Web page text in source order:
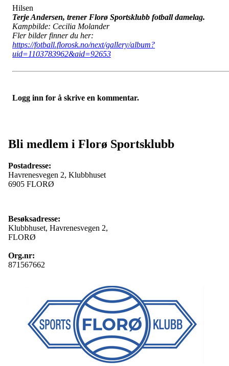
Hilsen
Terje Andersen, trener Florø Sportsklubb fotball damelag.
Kampbilde: Cecilia Molander
Fler bilder finner du her:
https://fotball.florosk.no/next/gallery/album?
uid=1103783962&aid=92653
Logg inn for å skrive en kommentar.
Bli medlem i Florø Sportsklubb
Postadresse:
Havrenesvegen 2, Klubbhuset
6905 FLORØ
Besøksadresse:
Klubbhuset, Havrenesvegen 2,
FLORØ
Org.nr:
871567662